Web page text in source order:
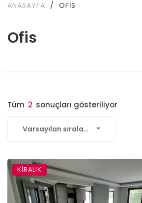
Ofis
ANASAYFA / OFIS
Tüm 2 sonuçları gösteriliyor
Varsayılan sıralama
KIRALIK